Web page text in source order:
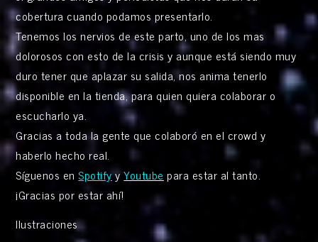
cobertura cuando podamos presentarlo.
Tenemos los nervios de este parto, uno de los mas
dolorosos con esto de la crisis y aunque está siendo muy
duro tener que aplazar su salida, nos anima tenerlo
disponible en la tienda, para quien quiera colaborar o
escucharlo ya.
Gracias a toda la gente que colaboró en el crowd y
haberlo hecho real.
Síguenos enSpotifyyYoutube para estar al tanto.
¡Gracias por estar ahí!
Ilustraciones